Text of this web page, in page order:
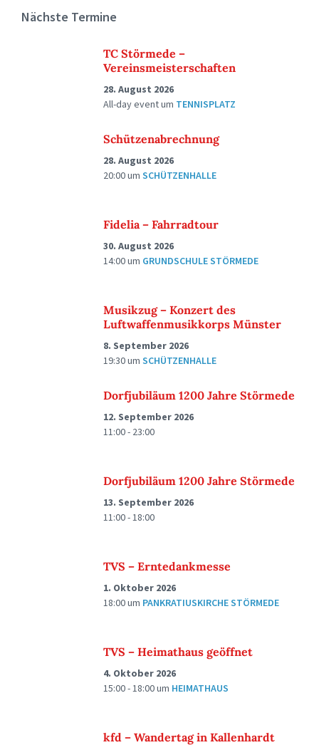
Nächste Termine
TC Störmede –
Vereinsmeisterschaften
28. August 2026
All-day eventum TENNISPLATZ
Schützenabrechnung
28. August 2026
20:00um SCHÜTZENHALLE
Fidelia – Fahrradtour
30. August 2026
14:00um GRUNDSCHULE STÖRMEDE
Musikzug – Konzert des
Luftwaffenmusikkorps Münster
8. September 2026
19:30um SCHÜTZENHALLE
Dorfjubiläum 1200 Jahre Störmede
12. September 2026
11:00 - 23:00
Dorfjubiläum 1200 Jahre Störmede
13. September 2026
11:00 - 18:00
TVS – Erntedankmesse
1. Oktober 2026
18:00um PANKRATIUSKIRCHE STÖRMEDE
TVS – Heimathaus geöffnet
4. Oktober 2026
15:00 - 18:00um HEIMATHAUS
kfd – Wandertag in Kallenhardt